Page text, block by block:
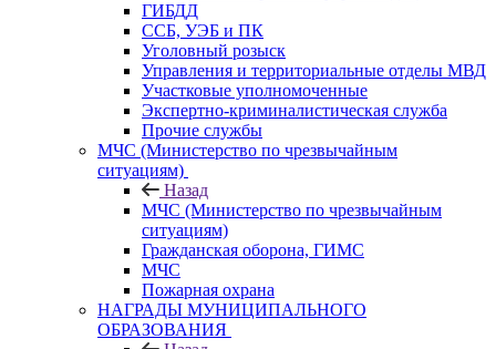
ГИБДД
ССБ, УЭБ и ПК
Уголовный розыск
Управления и территориальные отделы МВД
Участковые уполномоченные
Экспертно-криминалистическая служба
Прочие службы
МЧС (Министерство по чрезвычайным
ситуациям)
Назад
МЧС (Министерство по чрезвычайным
ситуациям)
Гражданская оборона, ГИМС
МЧС
Пожарная охрана
НАГРАДЫ МУНИЦИПАЛЬНОГО
ОБРАЗОВАНИЯ